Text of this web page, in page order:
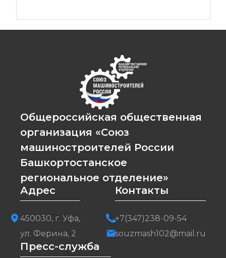
Общероссийская общественная
организация «Союз
машиностроителей России
Башкортостанское
региональное отделение»
Адрес
450030, г. Уфа,
ул. Ферина, 2
Контакты
+7(347)238-09-54
souzmash102@mail.ru
Пресс-служба